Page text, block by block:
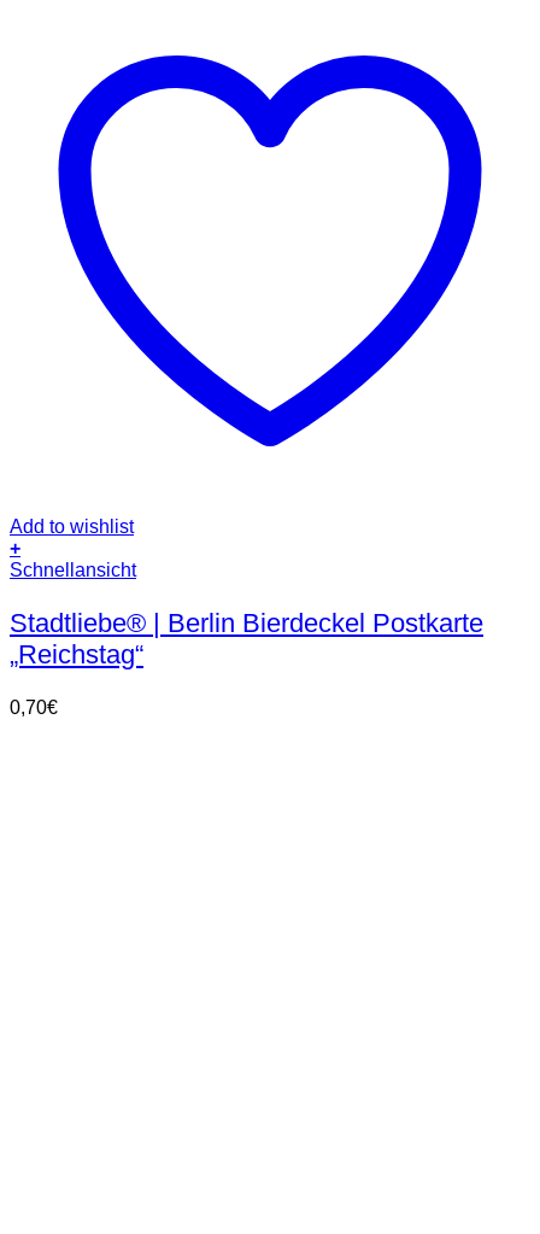
Add to wishlist
+
Schnellansicht
Stadtliebe® | Berlin Bierdeckel Postkarte
„Reichstag“
0,70€